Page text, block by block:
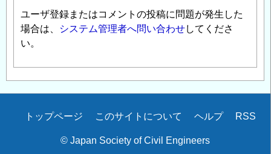
ユーザ登録またはコメントの投稿に問題が発生した
場合は、
システム管理者へ問い合わせしてくださ
い。
Secondary
トップページ このサイトについて ヘルプ RSS
© Japan Society of Civil Engineers